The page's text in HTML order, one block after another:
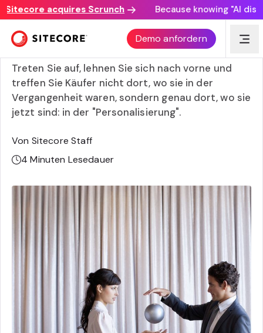
acquires Scrunch Because knowing "AI
Demo anfordern
So nutzen Sie Sitecore CDP für Ihre Business-to-Business
Strategie
Treten Sie auf, lehnen Sie sich nach vorne und
treffen Sie Käufer nicht dort, wo sie in der
Vergangenheit waren, sondern genau dort, wo sie
jetzt sind: in der "Personalisierung".
Von Sitecore Staff
4 Minuten Lesedauer